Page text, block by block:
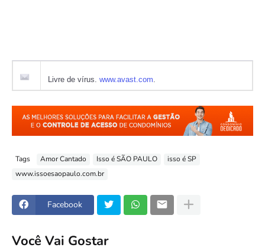
Livre de vírus. www.avast.com.
Tags Amor Cantado Isso é SÃO PAULO
isso é SP
www.issoesaopaulo.com.br
Facebook
Você Vai Gostar